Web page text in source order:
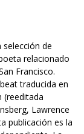
de
relacionado
Francisco.
traducida en
(reeditada
Lawrence
publicación es la